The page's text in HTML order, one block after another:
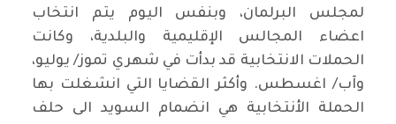
لمجلس البرلمان، وبنفس اليوم يتم انتخاب
اعضاء المجالس الإقليمية والبلدية، وكانت
الحملات الانتخابية قد بدأت في شهري تموز/ يوليو،
وآب/ اغسطس. وأكثر القضايا التي انشغلت بها
الحملة الأنتخابية هي انضمام السويد الى حلف